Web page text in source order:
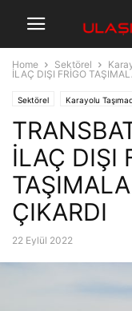
Home Sektörel
İLAÇ DIŞI FRİGO
Sektörel Karayolu
İLAÇ DIŞI
ÇIKARDI
22 Eylül 2022